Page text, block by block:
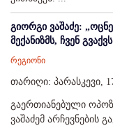
გიორგი ვაშაძე:
მექანიზმს, ჩვენ
რეგიონი
თარიღი: პარასკევი,
გაერთიანებული
ვაშაძემ არჩევნების